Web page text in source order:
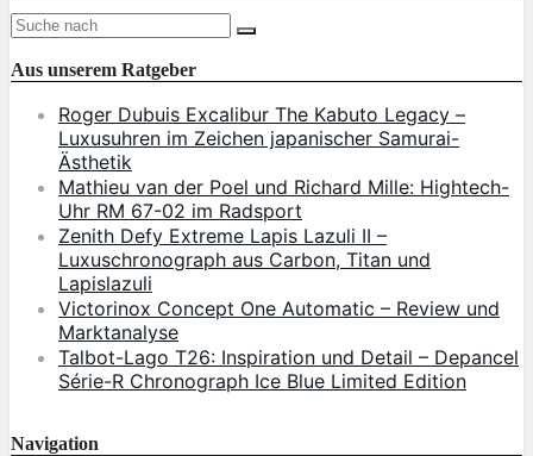
Aus unserem Ratgeber
Roger Dubuis Excalibur The Kabuto Legacy –
Luxusuhren im Zeichen japanischer Samurai-
Ästhetik
Mathieu van der Poel und Richard Mille: Hightech-
Uhr RM 67-02 im Radsport
Zenith Defy Extreme Lapis Lazuli II –
Luxuschronograph aus Carbon, Titan und
Lapislazuli
Victorinox Concept One Automatic – Review und
Marktanalyse
Talbot-Lago T26: Inspiration und Detail – Depancel
Série-R Chronograph Ice Blue Limited Edition
Navigation